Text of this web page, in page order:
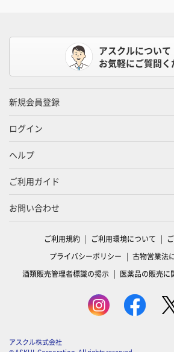
アスクルについて
お気軽にご質問く
新規会員登録
ログイン
ヘルプ
ご利用ガイド
お問い合わせ
ご利用規約 ご利用環境について
プライバシーポリシー
古物営業法
酒類販売管理者標識の掲示
医薬品の販売に
アスクル株式会社